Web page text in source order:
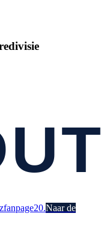
Naar de